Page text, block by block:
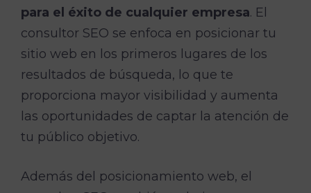
para el éxito de cualquier empresa. El
consultor SEO se enfoca en posicionar tu
sitio web en los primeros lugares de los
resultados de búsqueda, lo que te
proporciona mayor visibilidad y aumenta
las oportunidades de captar la atención de
tu público objetivo.
Además del posicionamiento web, el